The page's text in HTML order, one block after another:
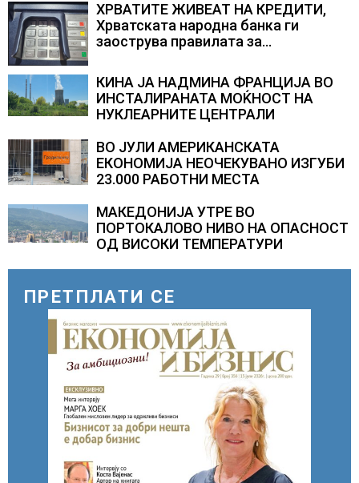
складирање на енергија од батерии
ХРВАТИТЕ ЖИВЕАТ НА КРЕДИТИ,
Хрватската народна банка ги
заострува правилата за
зголемени ризици во финансискиот
систем
КИНА ЈА НАДМИНА ФРАНЦИЈА ВО
ИНСТАЛИРАНАТА МОЌНОСТ НА
НУКЛЕАРНИТЕ ЦЕНТРАЛИ
ВО ЈУЛИ АМЕРИКАНСКАТА
ЕКОНОМИЈА НЕОЧЕКУВАНО ИЗГУБИ
23.000 РАБОТНИ МЕСТА
МАКЕДОНИЈА УТРЕ ВО
ПОРТОКАЛОВО НИВО НА ОПАСНОСТ
ОД ВИСОКИ ТЕМПЕРАТУРИ
ПРЕТПЛАТИ СЕ